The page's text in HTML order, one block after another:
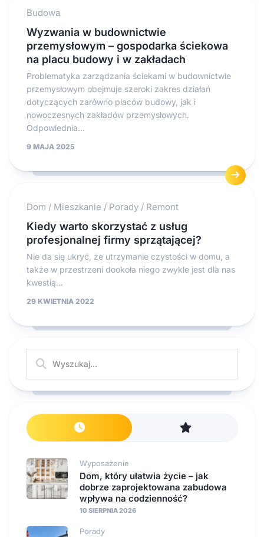
Budowa
Wyzwania w budownictwie
przemysłowym – gospodarka ściekowa
na placu budowy i w zakładach
Problematyka zarządzania ściekami w budownictwie
przemysłowym obejmuje szeroki zakres działań
dotyczących zarówno placów budowy, jak i
nowoczesnych zakładów przemysłowych.
Odpowiednia...
9 MAJA 2025
Dom / Mieszkanie / Porady / Remont
Kiedy warto skorzystać z usług
profesjonalnej firmy sprzątającej?
Nie da się ukryć, że utrzymanie czystości w domu, a
także w przestrzeni dookoła niego zwykle jest dla nas
kwestią...
29 KWIETNIA 2022
Wyposażenie
Dom, który ułatwia życie – jak
dobrze zaprojektowana zabudowa
wpływa na codzienność?
10 SIERPNIA 2026
Porady